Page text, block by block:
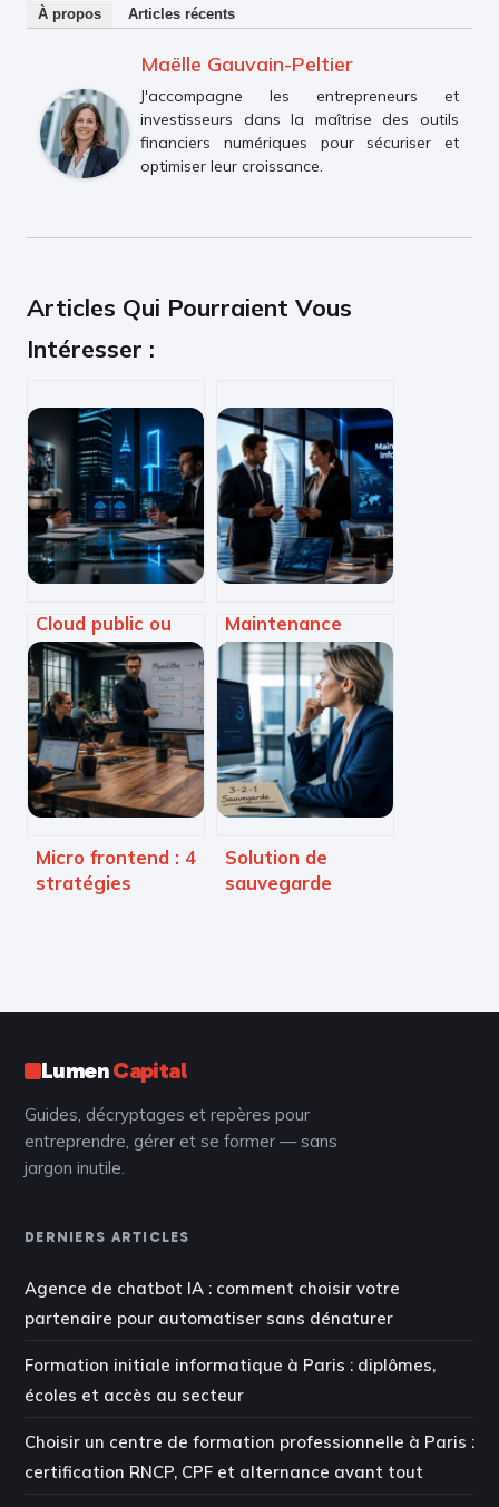
À propos Articles récents
Maëlle Gauvain-Peltier
J'accompagne les entrepreneurs et
investisseurs dans la maîtrise des outils
financiers numériques pour sécuriser et
optimiser leur croissance.
Articles Qui Pourraient Vous
Intéresser :
Cloud public ou
privé : 5 critères
pour choisir
l’infrastructure
adaptée à vos
besoins
Maintenance
informatique à La
Défense : 30
minutes
d’intervention,
sécurité totale et
infogérance
illimitée
Micro frontend : 4
stratégies
Solution de
sauvegarde
données
LumenCapital
Guides, décryptages et repères pour
entreprendre, gérer et se former — sans
jargon inutile.
DERNIERS ARTICLES
Agence de chatbot IA : comment choisir votre
partenaire pour automatiser sans dénaturer
Formation initiale informatique à Paris : diplômes,
écoles et accès au secteur
Choisir un centre de formation professionnelle à Paris :
certification RNCP, CPF et alternance avant tout